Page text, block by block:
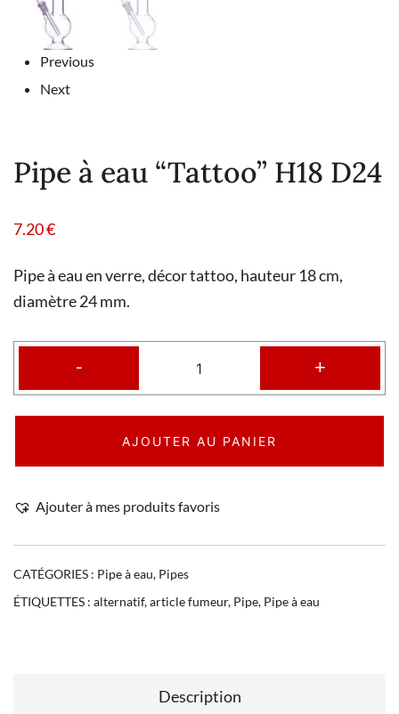
Previous
Next
Pipe à eau “Tattoo” H18 D24
7.20€
Pipe à eau en verre, décor tattoo, hauteur 18 cm,
diamètre 24 mm.
- +
AJOUTER AU PANIER
Ajouter à mes produits favoris
CATÉGORIES : Pipe à eau, Pipes
ÉTIQUETTES : alternatif,article fumeur, Pipe, Pipe à eau
Description